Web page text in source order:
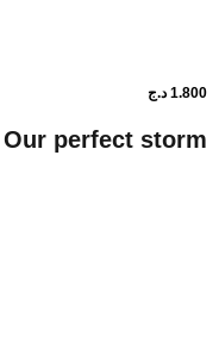
Our